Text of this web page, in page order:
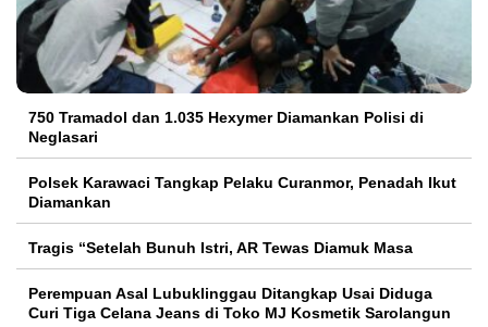
750 Tramadol dan 1.035 Hexymer Diamankan Polisi di
Neglasari
Polsek Karawaci Tangkap Pelaku Curanmor, Penadah Ikut
Diamankan
Tragis “Setelah Bunuh Istri, AR Tewas Diamuk Masa
Perempuan Asal Lubuklinggau Ditangkap Usai Diduga
Curi Tiga Celana Jeans di Toko MJ Kosmetik Sarolangun